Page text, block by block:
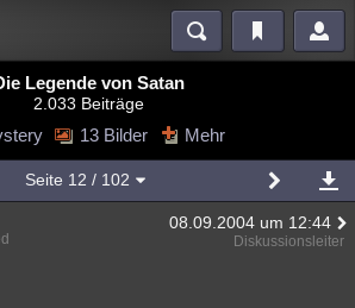
Blogs Videos
Mystery Kriminalfälle
Legende von Satan
2.033 Beiträge
13 Bilder Mehr
Seite 12 / 102
08.09.2004 um 12:44
Diskussionsleiter